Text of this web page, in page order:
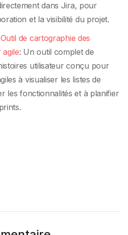
dans Jira, pour
et la visibilité du projet.
de cartographie des
agile: Un outil complet de
utilisateur conçu pour
à visualiser les listes de
les fonctionnalités et à planifier